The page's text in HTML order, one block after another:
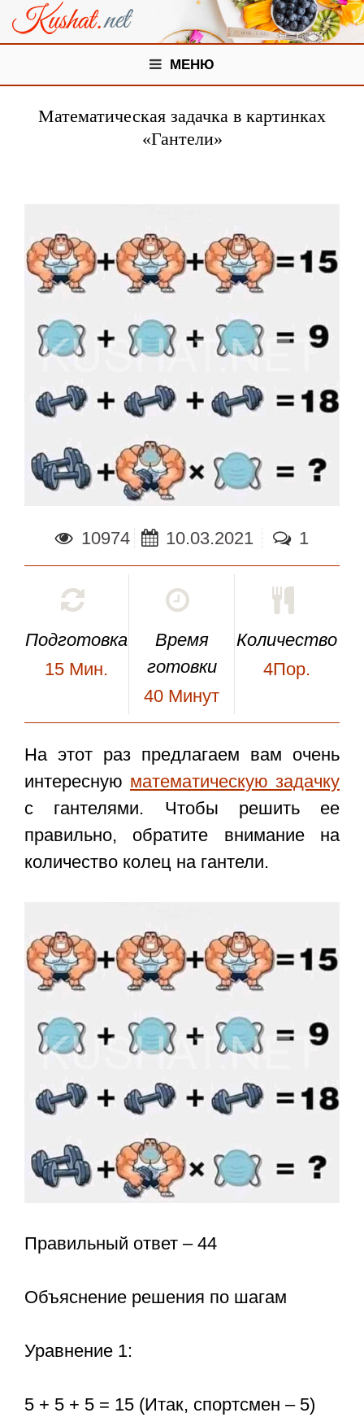
МЕНЮ
Математическая задачка в картинках
«Гантели»
10974 10.03.2021 1
Подготовка
15 Мин.
Время
готовки
40 Минут
Количество
4Пор.
На этот раз предлагаем вам очень
интересную математическую задачку
с гантелями. Чтобы решить ее
правильно, обратите внимание на
количество колец на гантели.
Правильный ответ – 44
Объяснение решения по шагам
Уравнение 1:
5 + 5 + 5 = 15 (Итак, спортсмен – 5)